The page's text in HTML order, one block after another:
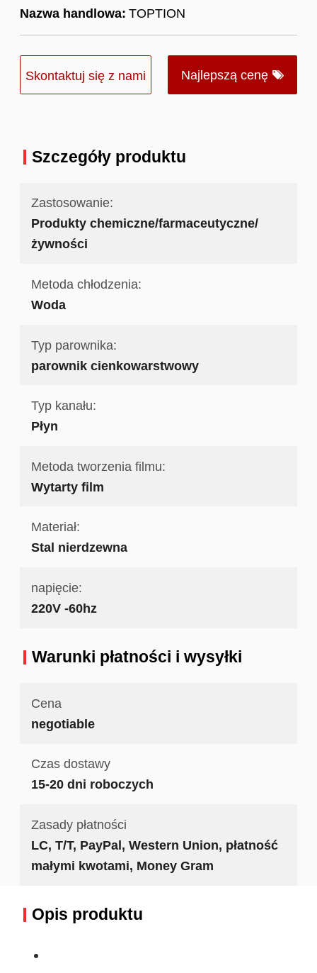
Nazwa handlowa: TOPTION
Skontaktuj się z nami Najlepszą cenę
Szczegóły produktu
Zastosowanie:
Produkty chemiczne/farmaceutyczne/
żywności
Metoda chłodzenia:
Woda
Typ parownika:
parownik cienkowarstwowy
Typ kanału:
Płyn
Metoda tworzenia filmu:
Wytarty film
Materiał:
Stal nierdzewna
napięcie:
220V -60hz
Warunki płatności i wysyłki
Cena
negotiable
Czas dostawy
15-20 dni roboczych
Zasady płatności
LC, T/T, PayPal, Western Union, płatność
małymi kwotami, Money Gram
Opis produktu